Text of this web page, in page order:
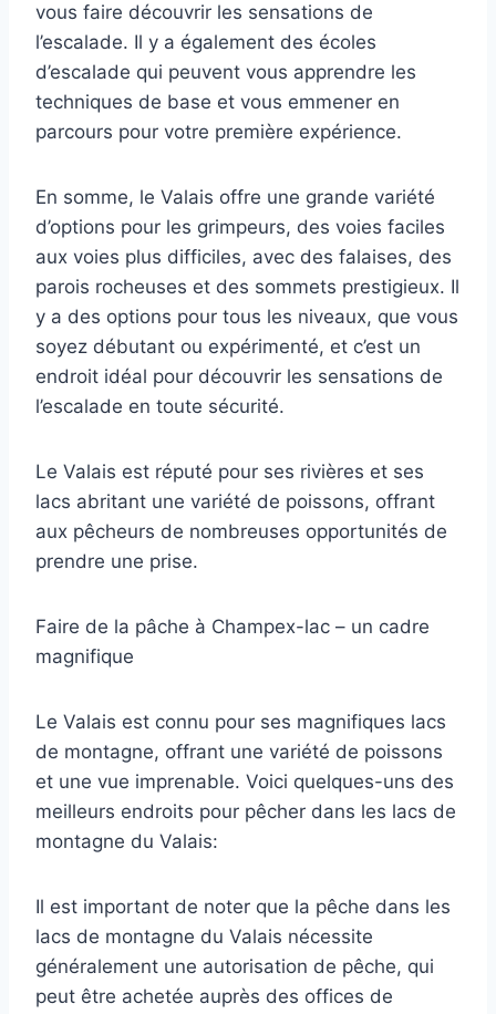
vous faire découvrir les sensations de
l’escalade. Il y a également des écoles
d’escalade qui peuvent vous apprendre les
techniques de base et vous emmener en
parcours pour votre première expérience.
En somme, le Valais offre une grande variété
d’options pour les grimpeurs, des voies faciles
aux voies plus difficiles, avec des falaises, des
parois rocheuses et des sommets prestigieux. Il
y a des options pour tous les niveaux, que vous
soyez débutant ou expérimenté, et c’est un
endroit idéal pour découvrir les sensations de
l’escalade en toute sécurité.
Le Valais est réputé pour ses rivières et ses
lacs abritant une variété de poissons, offrant
aux pêcheurs de nombreuses opportunités de
prendre une prise.
Faire de la pâche à Champex-lac – un cadre
magnifique
Le Valais est connu pour ses magnifiques lacs
de montagne, offrant une variété de poissons
et une vue imprenable. Voici quelques-uns des
meilleurs endroits pour pêcher dans les lacs de
montagne du Valais:
Il est important de noter que la pêche dans les
lacs de montagne du Valais nécessite
généralement une autorisation de pêche, qui
peut être achetée auprès des offices de